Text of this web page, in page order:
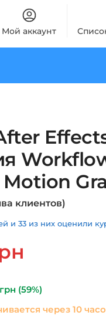
Мой аккаунт
клиентов)
и 33 из них оценили
грн (59%)
через10